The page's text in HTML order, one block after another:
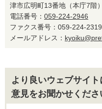
津市広明町13番地（本庁7階）
電話番号： 059-224-2946
ファクス番号：059-224-
メールアドレス：
より良いウェブサイ
意見をお聞かせくださ